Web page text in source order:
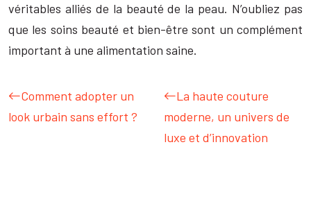
véritables alliés de la beauté de la peau. N’oubliez pas
que les soins beauté et bien-être sont un complément
important à une alimentation saine.
Comment adopter un
look urbain sans effort ?
La haute couture
moderne, un univers de
luxe et d’innovation